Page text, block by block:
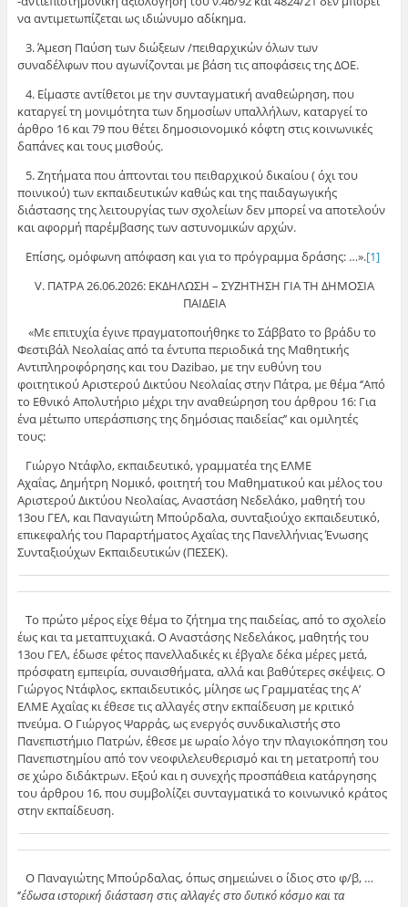
να αντιμετωπίζεται ως ιδιώνυμο αδίκημα.
3. Άμεση Παύση των διώξεων /πειθαρχικών όλων των
συναδέλφων που αγωνίζονται με βάση τις αποφάσεις της ΔΟΕ.
4. Είμαστε αντίθετοι με την συνταγματική αναθεώρηση, που
καταργεί τη μονιμότητα των δημοσίων υπαλλήλων, καταργεί το
άρθρο 16 και 79 που θέτει δημοσιονομικό κόφτη στις κοινωνικές
δαπάνες και τους μισθούς.
5. Ζητήματα που άπτονται του πειθαρχικού δικαίου ( όχι του
ποινικού) των εκπαιδευτικών καθώς και της παιδαγωγικής
διάστασης της λειτουργίας των σχολείων δεν μπορεί να αποτελούν
και αφορμή παρέμβασης των αστυνομικών αρχών.
Επίσης, ομόφωνη απόφαση και για το πρόγραμμα δράσης: …».[1]
V. ΠΑΤΡΑ 26.06.2026: ΕΚΔΗΛΩΣΗ – ΣΥΖΗΤΗΣΗ ΓΙΑ ΤΗ ΔΗΜΟΣΙΑ
ΠΑΙΔΕΙΑ
«Με επιτυχία έγινε πραγματοποιήθηκε το Σάββατο το βράδυ το
Φεστιβάλ Νεολαίας από τα έντυπα περιοδικά της Μαθητικής
Αντιπληροφόρησης και του Dazibao, με την ευθύνη του
φοιτητικού Αριστερού Δικτύου Νεολαίας στην Πάτρα, με θέμα ‘’Από
το Εθνικό Απολυτήριο μέχρι την αναθεώρηση του άρθρου 16: Για
ένα μέτωπο υπεράσπισης της δημόσιας παιδείας’’ και ομιλητές
τους:
Γιώργο Ντάφλο, εκπαιδευτικό, γραμματέα της ΕΛΜΕ
Αχαΐας, Δημήτρη Νομικό, φοιτητή του Μαθηματικού και μέλος του
Αριστερού Δικτύου Νεολαίας, Αναστάση Νεδελάκο, μαθητή του
13ου ΓΕΛ, και Παναγιώτη Μπούρδαλα, συνταξιούχο εκπαιδευτικό,
επικεφαλής του Παραρτήματος Αχαΐας της Πανελλήνιας Ένωσης
Συνταξιούχων Εκπαιδευτικών (ΠΕΣΕΚ).
Το πρώτο μέρος είχε θέμα το ζήτημα της παιδείας, από το σχολείο
έως και τα μεταπτυχιακά. Ο Αναστάσης Νεδελάκος, μαθητής του
13ου ΓΕΛ, έδωσε φέτος πανελλαδικές κι έβγαλε δέκα μέρες μετά,
πρόσφατη εμπειρία, συναισθήματα, αλλά και βαθύτερες σκέψεις. Ο
Γιώργος Ντάφλος, εκπαιδευτικός, μίλησε ως Γραμματέας της Α’
ΕΛΜΕ Αχαΐας κι έθεσε τις αλλαγές στην εκπαίδευση με κριτικό
πνεύμα. Ο Γιώργος Ψαρράς, ως ενεργός συνδικαλιστής στο
Πανεπιστήμιο Πατρών, έθεσε με ωραίο λόγο την πλαγιοκόπηση του
Πανεπιστημίου από τον νεοφιλελευθερισμό και τη μετατροπή του
σε χώρο διδάκτρων. Εξού και η συνεχής προσπάθεια κατάργησης
του άρθρου 16, που συμβολίζει συνταγματικά το κοινωνικό κράτος
στην εκπαίδευση.
Ο Παναγιώτης Μπούρδαλας, όπως σημειώνει ο ίδιος στο φ/β, …
‘’έδωσα ιστορική διάσταση στις αλλαγές στο δυτικό κόσμο και τα